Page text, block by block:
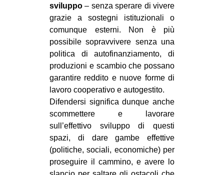
sviluppo – senza sperare di vivere
grazie a sostegni istituzionali o
comunque esterni. Non è più
possibile sopravvivere senza una
politica di autofinanziamento, di
produzioni e scambio che possano
garantire reddito e nuove forme di
lavoro cooperativo e autogestito.
Difendersi significa dunque anche
scommettere e lavorare
sull’effettivo sviluppo di questi
spazi, di dare gambe effettive
(politiche, sociali, economiche) per
proseguire il cammino, e avere lo